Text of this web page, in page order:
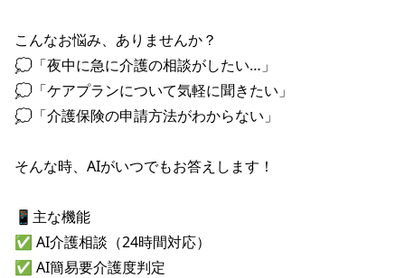
こんなお悩み、ありませんか？
💭「夜中に急に介護の相談がしたい…」
💭「ケアプランについて気軽に聞きたい」
💭「介護保険の申請方法がわからない」
そんな時、AIがいつでもお答えします！
📱主な機能
✅ AI介護相談（24時間対応）
✅ AI簡易要介護度判定